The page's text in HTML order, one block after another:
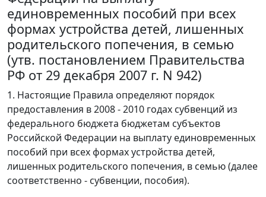
единовременных пособий при всех
формах устройства детей, лишенных
родительского попечения, в семью
(утв. постановлением Правительства
РФ от 29 декабря 2007 г. N 942)
1. Настоящие Правила определяют порядок
предоставления в 2008 - 2010 годах субвенций из
федерального бюджета бюджетам субъектов
Российской Федерации на выплату единовременных
пособий при всех формах устройства детей,
лишенных родительского попечения, в семью (далее
соответственно - субвенции, пособия).